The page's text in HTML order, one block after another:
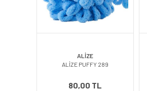
ALİZE
ALİZE PUFFY 289
80,00 TL